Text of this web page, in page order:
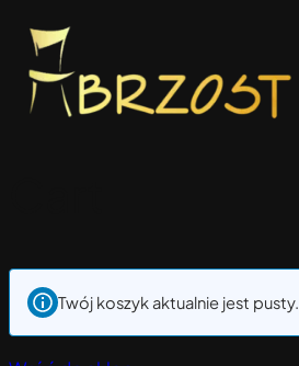
Przejdź
treści
Twój koszyk aktualnie jest pusty.